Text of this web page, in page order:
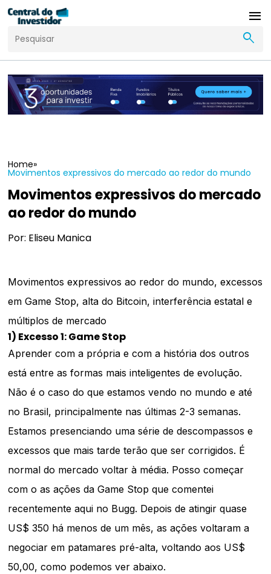
menu
search
Home»
Movimentos expressivos do mercado ao redor do mundo
Movimentos expressivos do mercado
ao redor do mundo
Por: Eliseu Manica
Movimentos expressivos ao redor do mundo, excessos
em Game Stop, alta do Bitcoin, interferência estatal e
múltiplos de mercado
1) Excesso 1: Game Stop
Aprender com a própria e com a história dos outros
está entre as formas mais inteligentes de evolução.
Não é o caso do que estamos vendo no mundo e até
no Brasil, principalmente nas últimas 2-3 semanas.
Estamos presenciando uma série de descompassos e
excessos que mais tarde terão que ser corrigidos. É
normal do mercado voltar à média. Posso começar
com o as ações da Game Stop que comentei
recentemente aqui no Bugg. Depois de atingir quase
US$ 350 há menos de um mês, as ações voltaram a
negociar em patamares pré-alta, voltando aos US$
50,00, como podemos ver abaixo.